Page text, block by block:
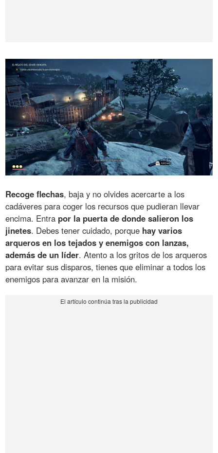
Recoge flechas, baja y no olvides acercarte a los
cadáveres para coger los recursos que pudieran llevar
encima. Entra por la puerta de donde salieron los
jinetes. Debes tener cuidado, porque hay varios
arqueros en los tejados y enemigos con lanzas,
además de un líder. Atento a los gritos de los arqueros
para evitar sus disparos, tienes que eliminar a todos los
enemigos para avanzar en la misión.